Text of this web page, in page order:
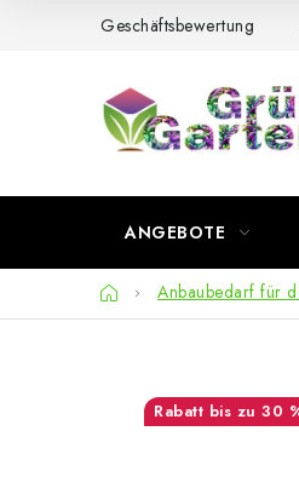
Geschäftsbewertung
ANGEBOTE
StartseiteAnbaubedarf für
bis zu 30